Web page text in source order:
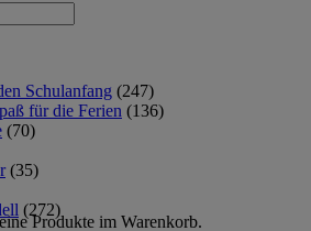
Produkte im Warenkorb.
Schulanfang (247)
für die Ferien (136)
(70)
(35)
(272)